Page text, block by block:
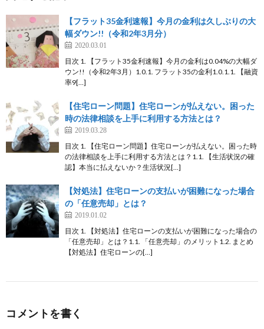
【フラット35金利速報】今月の金利は久しぶりの大
幅ダウン!!（令和2年3月分）
2020.03.01
目次 1. 【フラット35金利速報】今月の金利は0.04%の大幅ダ
ウン!!（令和2年3月）1.0.1. フラット35の金利1.0.1.1. 【融資
率9[…]
【住宅ローン問題】住宅ローンが払えない。困った
時の法律相談を上手に利用する方法とは？
2019.03.28
目次 1. 【住宅ローン問題】住宅ローンが払えない。困った時
の法律相談を上手に利用する方法とは？1.1. 【生活状況の確
認】本当に払えないか？生活状況[…]
【対処法】住宅ローンの支払いが困難になった場合
の「任意売却」とは？
2019.01.02
目次 1. 【対処法】住宅ローンの支払いが困難になった場合の
「任意売却」とは？1.1. 「任意売却」のメリット1.2. まとめ
【対処法】住宅ローンの[…]
コメントを書く